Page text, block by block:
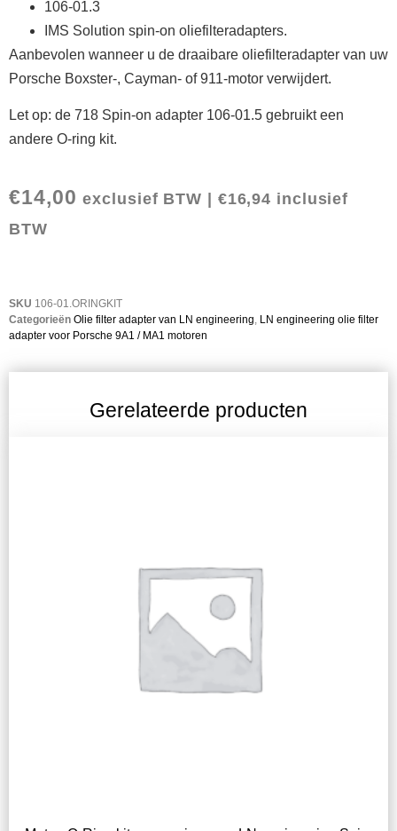
106-01.3
IMS Solution spin-on oliefilteradapters.
Aanbevolen wanneer u de draaibare oliefilteradapter van uw
Porsche Boxster-, Cayman- of 911-motor verwijdert.
Let op: de 718 Spin-on adapter 106-01.5 gebruikt een
andere O-ring kit.
€14,00 exclusief BTW | €16,94 inclusief
BTW
SKU 106-01.ORINGKIT
Categorieën Olie filter adapter van LN engineering, LN engineering olie filter
adapter voor Porsche 9A1 / MA1 motoren
Gerelateerde producten